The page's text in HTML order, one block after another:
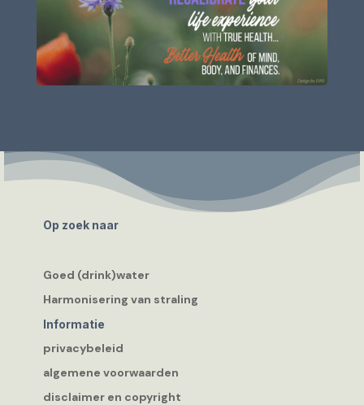
Op zoek naar
Goed (drink)water
Harmonisering van straling
Informatie
privacybeleid
algemene voorwaarden
disclaimer en copyright